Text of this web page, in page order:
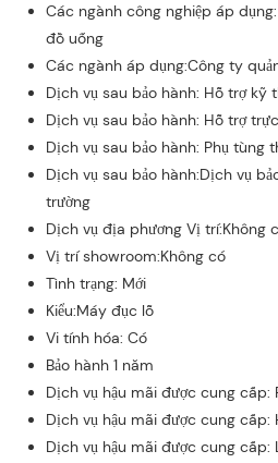
Các ngành công nghiệp áp
đồ uống
Các ngành áp dụng:Công ty
Dịch vụ sau bảo hành: Hỗ trợ kỹ
Dịch vụ sau bảo hành: Hỗ trợ
Dịch vụ sau bảo hành: Phụ tùng
Dịch vụ sau bảo hành:Dịch vụ
trường
Dịch vụ địa phương Vị trí:Không
Vị trí showroom:Không có
Tình trạng: Mới
Kiểu:Máy đục lỗ
Vi tính hóa: Có
Bảo hành 1 năm
Dịch vụ hậu mãi được cung cấp:
Dịch vụ hậu mãi được cung cấp:
Dịch vụ hậu mãi được cung cấp: